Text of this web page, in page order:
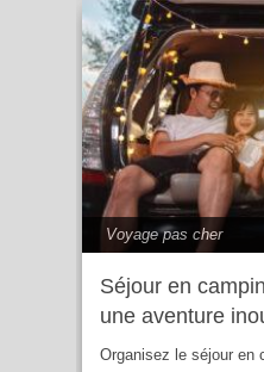
Voyage pas cher
Séjour en
une aventure
Organisez le séjour en